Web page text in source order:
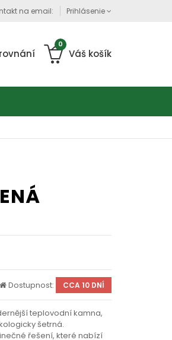
na email: Prihlásenie
0
Váš košík
Dostupnost: CCA 10 DNÍ
teplovodní kamna,
šetrná.
řešení, které nabízí